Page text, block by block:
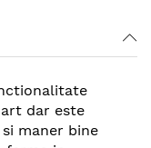
dar este
maner bine